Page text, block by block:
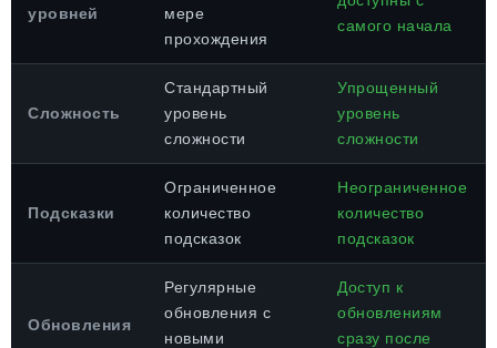
уровней
мере
прохождения
самого начала
Сложность
Стандартный
уровень
сложности
Упрощенный
уровень
сложности
Подсказки
Ограниченное
количество
подсказок
Неограниченное
количество
подсказок
Обновления
Регулярные
обновления с
новыми
Доступ к
обновлениям
сразу после